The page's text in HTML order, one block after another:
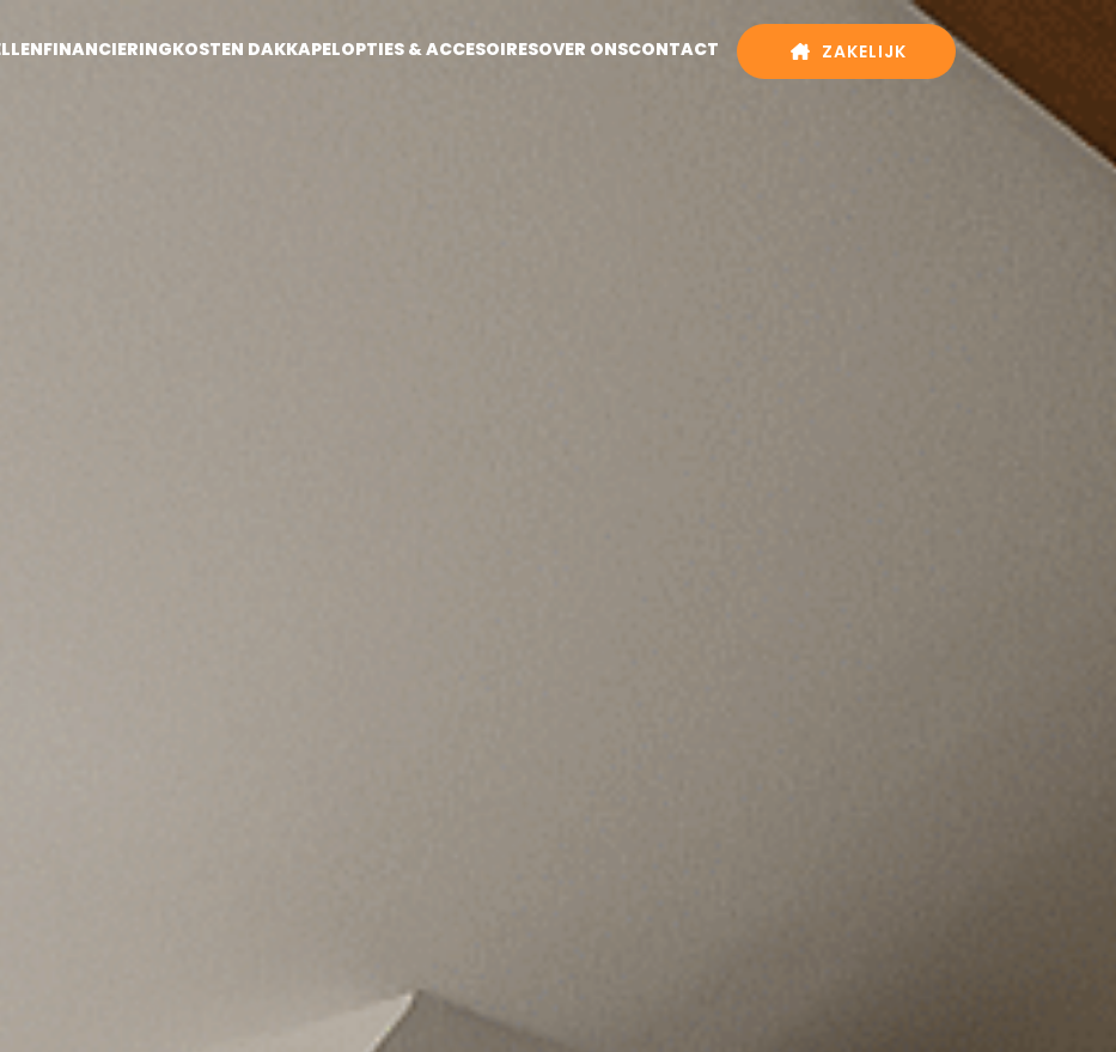
FINANCIERINGKOSTEN DAKKAPELOPTIES & ACCESOIRESOVER ONSCONTACT ZAKELIJK